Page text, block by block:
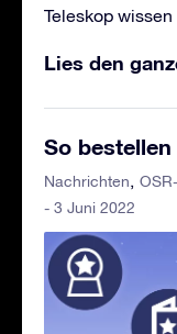
Teleskop
Lies den
So
Nachrichten
- 3 Juni 2022